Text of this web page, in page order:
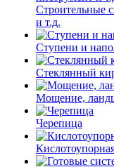
Строительные
и т.д.
Ступени и
Cтеклянный
Мощение,
Черепица